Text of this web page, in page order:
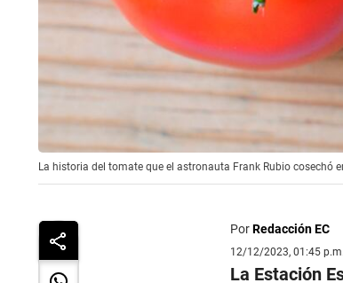
La historia del tomate que el astronauta Frank Rubio cosechó
PorRedacción EC
12/12/2023, 01:45 p.m.
La Estación